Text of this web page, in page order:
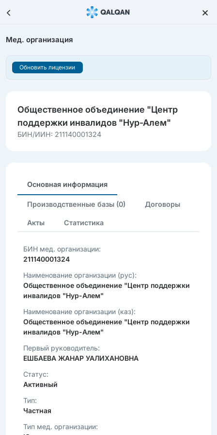
Мед. организация
Обновить лицензии
Общественное объединение "Центр
поддержки инвалидов "Нур-Алем"
БИН/ИИН: 211140001324
Основная информация
Производственные базы (0) Договоры
Акты Статистика
БИН мед. организации:
211140001324
Наименование организации (рус):
Общественное объединение "Центр поддержки
инвалидов "Нур-Алем"
Наименование организации (каз):
Общественное объединение "Центр поддержки
инвалидов "Нур-Алем"
Первый руководитель:
ЕШБАЕВА ЖАНАР УАЛИХАНОВНА
Статус:
Активный
Тип:
Частная
Тип мед. организации: